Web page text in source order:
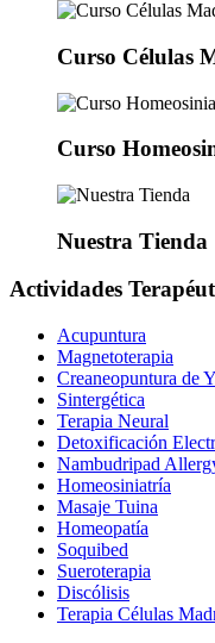
Curso Células
Curso
Nuestra Tienda
Actividades
Acupuntura
Magnetoterapia
Creaneopuntura de
Sintergética
Terapia Neural
Detoxificación
Nambudripad
Homeosiniatría
Masaje Tuina
Homeopatía
Soquibed
Sueroterapia
Discólisis
Terapia Células